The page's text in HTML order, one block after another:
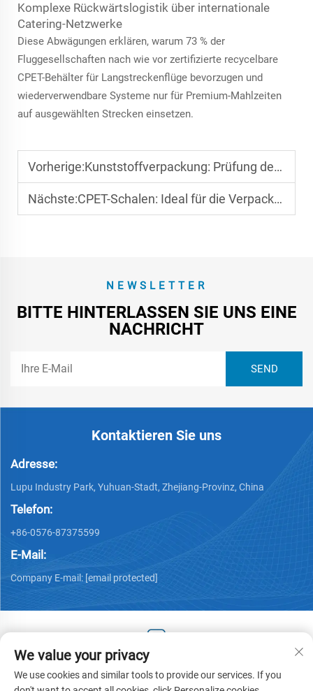
Komplexe Rückwärtslogistik über internationale
Catering-Netzwerke
Diese Abwägungen erklären, warum 73 % der
Fluggesellschaften nach wie vor zertifizierte recycelbare
CPET-Behälter für Langstreckenflüge bevorzugen und
wiederverwendbare Systeme nur für Premium-Mahlzeiten
auf ausgewählten Strecken einsetzen.
Vorherige:Kunststoffverpackung: Prüfung der Schlagfestigkeit
Nächste:CPET-Schalen: Ideal für die Verpackung von warmen Speisen
NEWSLETTER
BITTE HINTERLASSEN SIE UNS EINE
NACHRICHT
Kontaktieren Sie uns
Adresse:
Lupu Industry Park, Yuhuan-Stadt, Zhejiang-Provinz, China
Telefon:
+86-0576-87375599
E-Mail:
Company E-mail: [email protected]
Copyright © 2025 by Zhejiang Hengjiang Plastic Co., Ltd. -
Datenschutzrichtlinie
We value your privacy
We use cookies and similar tools to provide our services. If you